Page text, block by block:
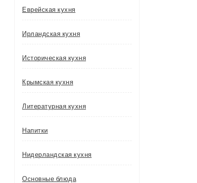
Еврейская кухня
Ирландская кухня
Историческая кухня
Крымская кухня
Литературная кухня
Напитки
Нидерландская кухня
Основные блюда